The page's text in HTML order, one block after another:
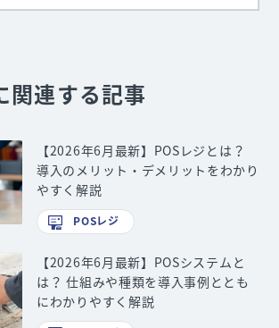
関連する記事
【2026年6月最新】POSレジとは？
導入のメリット・デメリットをわかり
やすく解説
POSレジ
【2026年6月最新】POSシステムと
は？ 仕組みや種類を導入事例ととも
にわかりやすく解説